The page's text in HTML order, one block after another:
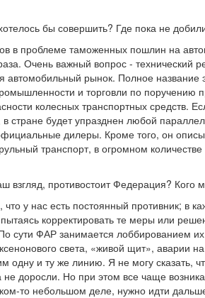
бы совершить? Где пока не
в проблеме таможенных пошлин на
Очень важный вопрос - технический
автомобильный рынок. Полное название
и торговли по поручению
колесных транспортных средств.
в стране будет упразднен любой
дилеры. Кроме того, он
транспорт, в огромном
взгляд, противостоит Федерация? Кого
что у нас есть постоянный противник; в
корректировать те меры или
сути ФАР занимается лоббированием
света, «живой щит», аварии
одну и ту же линию. Я не могу сказать,
не доросли. Но при этом все чаще
то небольшом деле, нужно идти